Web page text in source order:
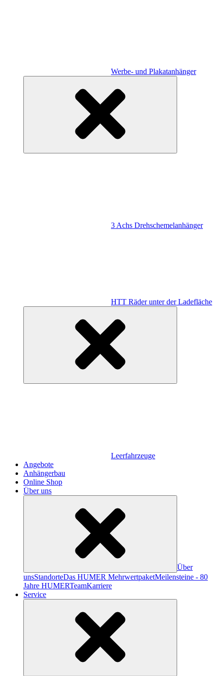
Werbe- und Plakatanhänger
3 Achs Drehschemelanhänger
HTT Räder unter der Ladefläche
Leerfahrzeuge
Angebote
Anhängerbau
Online Shop
Über uns
Über
unsStandorteDas HUMER MehrwertpaketMeilensteine - 80
Jahre HUMERTeamKarriere
Service